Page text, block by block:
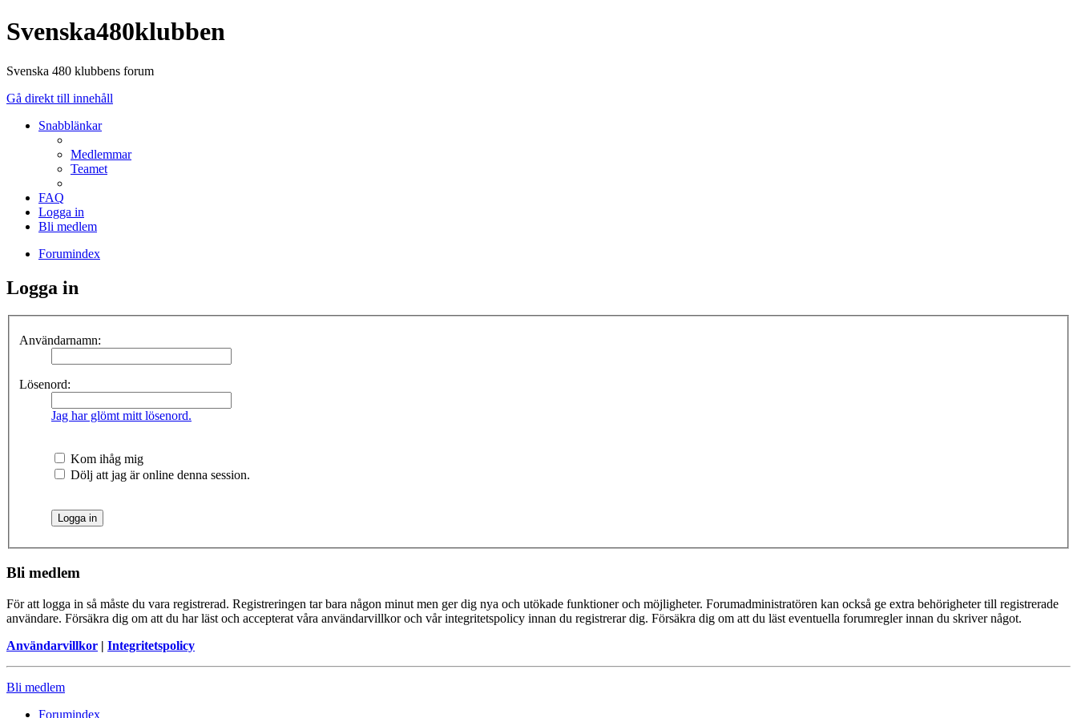
Svenska480klubben
Svenska 480 klubbens forum
Gå direkt till innehåll
Snabblänkar
Medlemmar
Teamet
FAQ
Logga in
Bli medlem
Forumindex
Logga in
Användarnamn:
Lösenord:
Jag har glömt mitt lösenord.
Kom ihåg mig
Dölj att jag är online denna session.
Bli medlem
För att logga in så måste du vara registrerad. Registreringen tar bara någon minut men ger dig nya och utökade funktioner och möjligheter. Forumadministratören kan också ge extra behörigheter till registrerade
användare. Försäkra dig om att du har läst och accepterat våra användarvillkor och vår integritetspolicy innan du registrerar dig. Försäkra dig om att du läst eventuella forumregler innan du skriver något.
Användarvillkor | Integritetspolicy
Bli medlem
Forumindex